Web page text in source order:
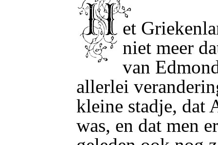
et
niet meer
van
allerlei
kleine stadje, dat
was, en dat men